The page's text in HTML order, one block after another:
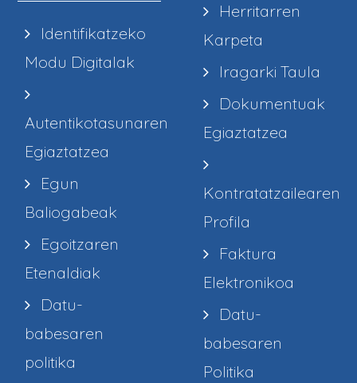
Identifikatzeko
Modu Digitalak
Autentikotasunaren
Egiaztatzea
Egun
Baliogabeak
Egoitzaren
Etenaldiak
Datu-
babesaren
politika
Herritarren
Karpeta
Iragarki Taula
Dokumentuak
Egiaztatzea
Kontratatzailearen
Profila
Faktura
Elektronikoa
Datu-
babesaren
Politika